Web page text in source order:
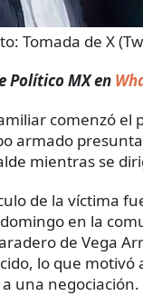
Tomada de X
Político MX en
comenzó el
armado
mientras se
de la víctima
en la
de Vega
lo que motivó
una negociación.